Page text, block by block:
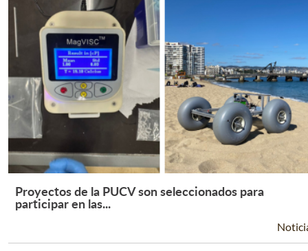
Leer Más +
Proyectos de la PUCV son seleccionados para
participar en las...